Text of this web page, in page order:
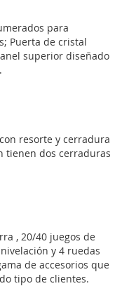
para
Puerta de cristal
superior diseñado
resorte y cerradura
tienen dos cerraduras
, 20/40 juegos de
y 4 ruedas
de accesorios que
tipo de clientes.